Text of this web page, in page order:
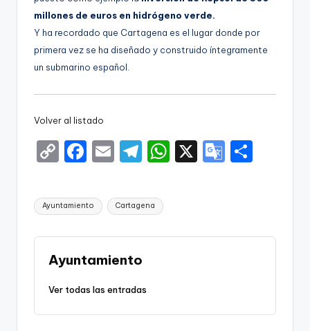
millones de euros en hidrógeno verde.
Y ha recordado que Cartagena es el lugar donde por
primera vez se ha diseñado y construido íntegramente
un submarino español.
Volver al listado
C
p
y
Li
n
k
F
c
e
b
o
o
E
ai
l
T
e
gr
a
W
A
X
G
e
Etiquetas:
Ayuntamiento Cartagena
Ayuntamiento
Ver todas las entradas